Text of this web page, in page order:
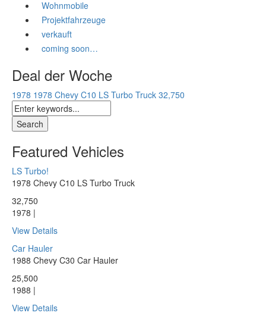
Wohnmobile
Projektfahrzeuge
verkauft
coming soon…
Deal der Woche
1978 1978 Chevy C10 LS Turbo Truck 32,750
Featured Vehicles
LS Turbo!
1978 Chevy C10 LS Turbo Truck
32,750
1978 |
View Details
Car Hauler
1988 Chevy C30 Car Hauler
25,500
1988 |
View Details